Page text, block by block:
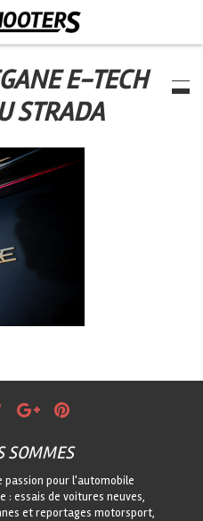
E-TECH
STRADA
SOMMES
passion pour l'automobile
essais de voitures neuves,
et reportages motorsport,